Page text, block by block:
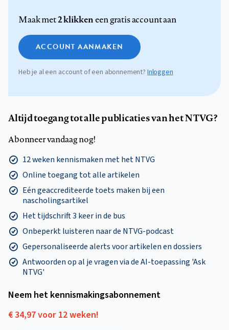
Maak met2 klikkeneen gratis account aan
ACCOUNT AANMAKEN
Heb je al een account of een abonnement? Inloggen
Altijd toegang tot alle publicaties van het NTVG?
Abonneer vandaag nog!
12 weken kennismaken met het NTVG
Online toegang tot alle artikelen
Eén geaccrediteerde toets maken bij een
nascholingsartikel
Het tijdschrift 3 keer in de bus
Onbeperkt luisteren naar de NTVG-podcast
Gepersonaliseerde alerts voor artikelen en dossiers
Antwoorden op al je vragen via de AI-toepassing 'Ask
NTVG'
Neem het kennismakings­abonnement
€ 34,97 voor 12 weken!